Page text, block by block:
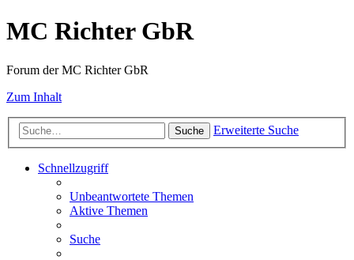
MC Richter GbR
Forum der MC Richter GbR
Zum Inhalt
Suche Erweiterte Suche
Schnellzugriff
Unbeantwortete Themen
Aktive Themen
Suche